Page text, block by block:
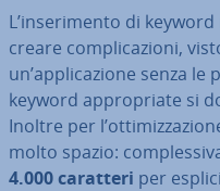
L’in­se­ri­men­to di
creare com­pli­ca­zio­ni,
un’ap­pli­ca­zio­ne senza
keyword ap­pro­pria­te si
Inoltre per
molto spazio:
4.000 caratteri per